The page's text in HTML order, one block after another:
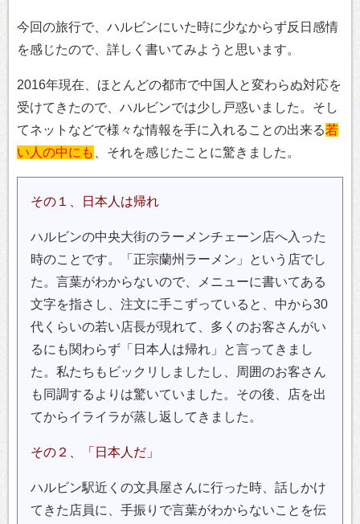
今回の旅行で、ハルビンにいた時に少なからず反日感情
を感じたので、詳しく書いてみようと思います。
2016年現在、ほとんどの都市で中国人と変わらぬ対応を
受けてきたので、ハルビンでは少し戸惑いました。そし
てネットなどで様々な情報を手に入れることの出来る若
い人の中にも
、それを感じたことに驚きました。
その１、日本人は帰れ
ハルビンの中央大街のラーメンチェーン店へ入った
時のことです。「正宗蘭州ラーメン」という店でし
た。言葉がわからないので、メニューに書いてある
文字を指さし、注文に手こずっていると、中から30
代くらいの若い店長が現れて、多くのお客さんがい
るにも関わらず「日本人は帰れ」と言ってきまし
た。私たちもビックリしましたし、周囲のお客さん
も同調するよりは驚いていました。その後、店を出
てからイライラが蒸し返してきました。
その２、「日本人だ」
ハルビン駅近くの文具屋さんに行った時、話しかけ
てきた店員に、手振りで言葉がわからないことを伝